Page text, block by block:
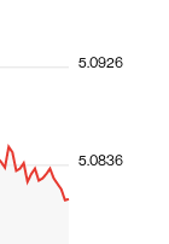
5.0836
5.0926